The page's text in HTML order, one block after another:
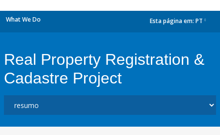
What We Do Esta página em: PT
Real Property Registration &
Cadastre Project